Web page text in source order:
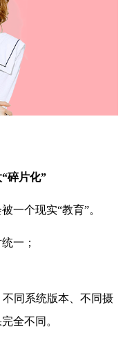
碎片化”
一个现实“教育”。
一；
同系统版本、不同摄
全不同。